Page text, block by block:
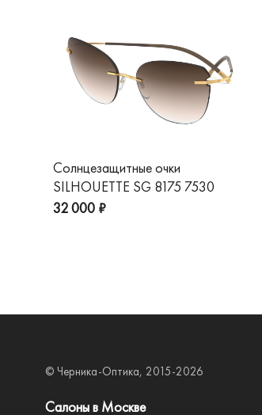
Солнцезащитные очки
SILHOUETTE SG 8175 7530
32 000 ₽
© Черника-Оптика, 2015-2026
Салоны в Москве